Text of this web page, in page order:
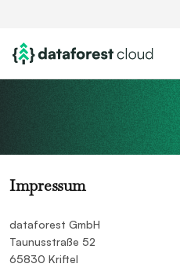
Impressum
dataforest GmbH
Taunusstraße 52
65830 Kriftel